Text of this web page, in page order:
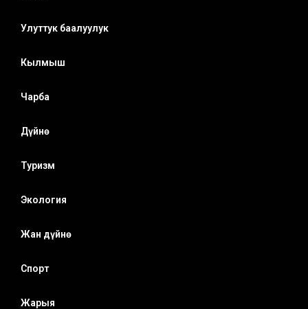
Улуттук баалуулук
Кылмыш
Чарба
Дүйнө
Туризм
Экология
Жан дүйнө
Спорт
Жарыя